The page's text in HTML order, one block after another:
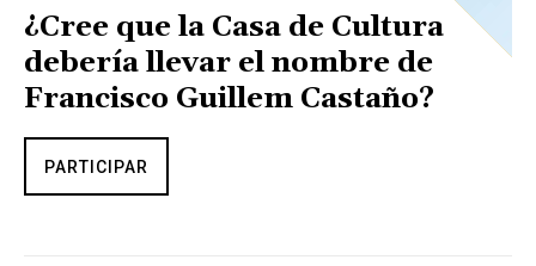
¿Cree que la Casa de Cultura
debería llevar el nombre de
Francisco Guillem Castaño?
PARTICIPAR